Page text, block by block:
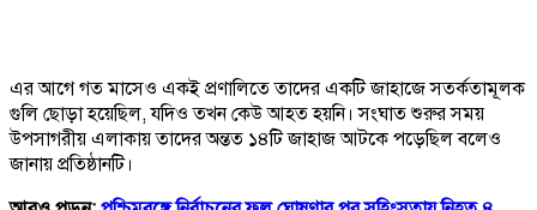
এর আগে গত মাসেও একই প্রণালিতে তাদের একটি জাহাজে সতর্কতামূলক
গুলি ছোড়া হয়েছিল, যদিও তখন কেউ আহত হয়নি। সংঘাত শুরুর সময়
উপসাগরীয় এলাকায় তাদের অন্তত ১৪টি জাহাজ আটকে পড়েছিল বলেও
জানায় প্রতিষ্ঠানটি।